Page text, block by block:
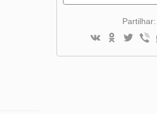
Partilhar: